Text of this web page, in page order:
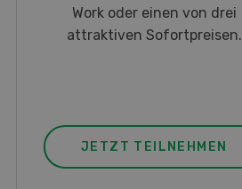
Work oder einen von drei
attraktiven Sofortpreisen.
JETZT TEILNEHMEN